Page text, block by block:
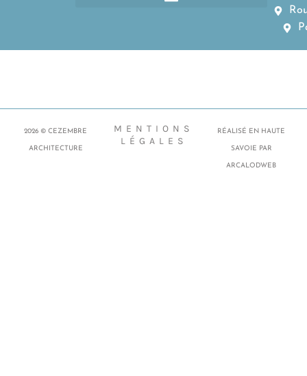
2026 © CEZEMBRE
ARCHITECTURE
MENTIONS
LÉGALES
RÉALISÉ EN HAUTE
SAVOIE PAR
ARCALODWEB